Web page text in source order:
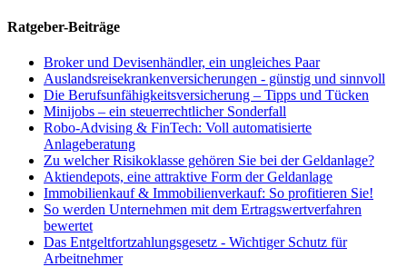
Ratgeber-Beiträge
Broker und Devisenhändler, ein ungleiches Paar
Auslandsreisekrankenversicherungen - günstig und sinnvoll
Die Berufsunfähigkeitsversicherung – Tipps und Tücken
Minijobs – ein steuerrechtlicher Sonderfall
Robo-Advising & FinTech: Voll automatisierte
Anlageberatung
Zu welcher Risikoklasse gehören Sie bei der Geldanlage?
Aktiendepots, eine attraktive Form der Geldanlage
Immobilienkauf & Immobilienverkauf: So profitieren Sie!
So werden Unternehmen mit dem Ertragswertverfahren
bewertet
Das Entgeltfortzahlungsgesetz - Wichtiger Schutz für
Arbeitnehmer